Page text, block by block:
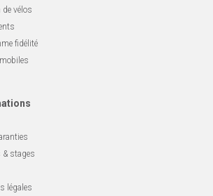
de vélos
fidélité
& stages
légales